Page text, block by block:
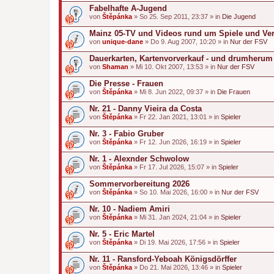
Fabelhafte A-Jugend
von Štěpánka » So 25. Sep 2011, 23:37 » in Die Jugend
Mainz 05-TV und Videos rund um Spiele und
von unique-dane » Do 9. Aug 2007, 10:20 » in Nur der FSV
Dauerkarten, Kartenvorverkauf - und drumherum
von Shaman » Mi 10. Okt 2007, 13:53 » in Nur der FSV
Die Presse - Frauen
von Štěpánka » Mi 8. Jun 2022, 09:37 » in Die Frauen
Nr. 21 - Danny Vieira da Costa
von Štěpánka » Fr 22. Jan 2021, 13:01 » in Spieler
Nr. 3 - Fabio Gruber
von Štěpánka » Fr 12. Jun 2026, 16:19 » in Spieler
Nr. 1 - Alexnder Schwolow
von Štěpánka » Fr 17. Jul 2026, 15:07 » in Spieler
Sommervorbereitung 2026
von Štěpánka » So 10. Mai 2026, 16:00 » in Nur der FSV
Nr. 10 - Nadiem Amiri
von Štěpánka » Mi 31. Jan 2024, 21:04 » in Spieler
Nr. 5 - Eric Martel
von Štěpánka » Di 19. Mai 2026, 17:56 » in Spieler
Nr. 11 - Ransford-Yeboah Königsdörffer
von Štěpánka » Do 21. Mai 2026, 13:46 » in Spieler